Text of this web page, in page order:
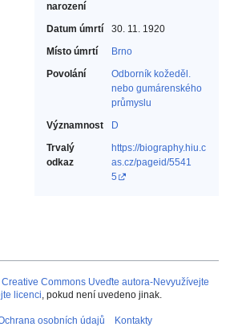
narození
Datum úmrtí
30. 11. 1920
Místo úmrtí
Brno
Povolání
Odborník kožeděl.
nebo gumárenského
průmyslu‎
Významnost
D
Trvalý
odkaz
https://biography.hiu.c
as.cz/pageid/5541
5
Creative Commons Uveďte autora-Nevyužívejte
licenci, pokud není uvedeno jinak.
osobních údajů Kontakty